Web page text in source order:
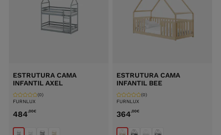
ESTRUTURA CAMA
INFANTIL AXEL
FURNLUX
(0)
484,00€
ESTRUTURA CAMA
INFANTIL BEE
FURNLUX
(0)
364,00€